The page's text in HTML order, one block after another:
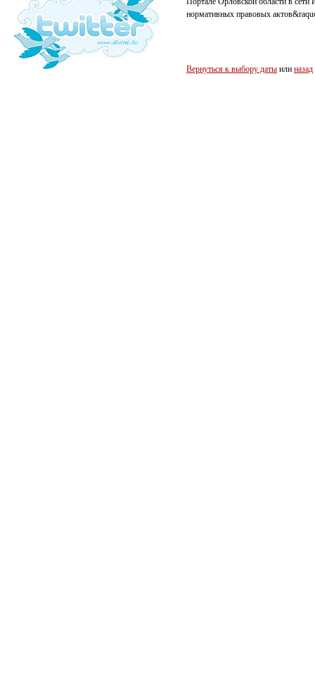
нормативных правовых
Вернуться к выбору даты или назад